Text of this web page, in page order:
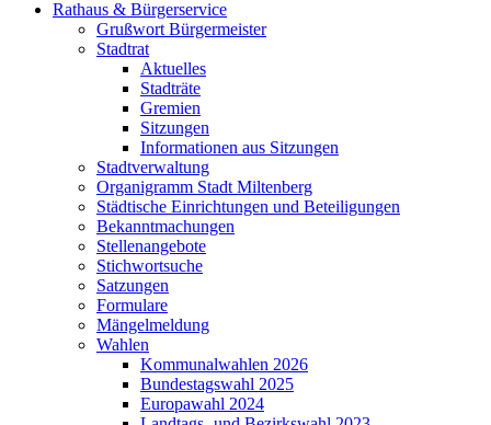
Rathaus & Bürgerservice
Grußwort Bürgermeister
Stadtrat
Aktuelles
Stadträte
Gremien
Sitzungen
Informationen aus Sitzungen
Stadtverwaltung
Organigramm Stadt Miltenberg
Städtische Einrichtungen und Beteiligungen
Bekanntmachungen
Stellenangebote
Stichwortsuche
Satzungen
Formulare
Mängelmeldung
Wahlen
Kommunalwahlen 2026
Bundestagswahl 2025
Europawahl 2024